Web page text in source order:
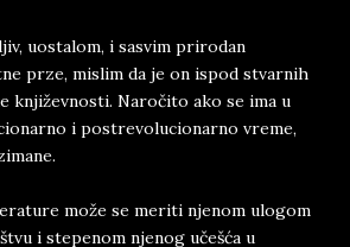
uostalom, i sasvim prirodan
prze, mislim da je on ispod stvarnih
književnosti. Naročito ako se ima u
i postrevolucionarno vreme,
može se meriti njenom ulogom
i stepenom njenog učešća u